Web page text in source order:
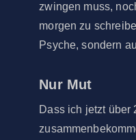
zwingen muss,
morgen zu
Psyche, sondern
Nur Mut
Dass ich jetzt über